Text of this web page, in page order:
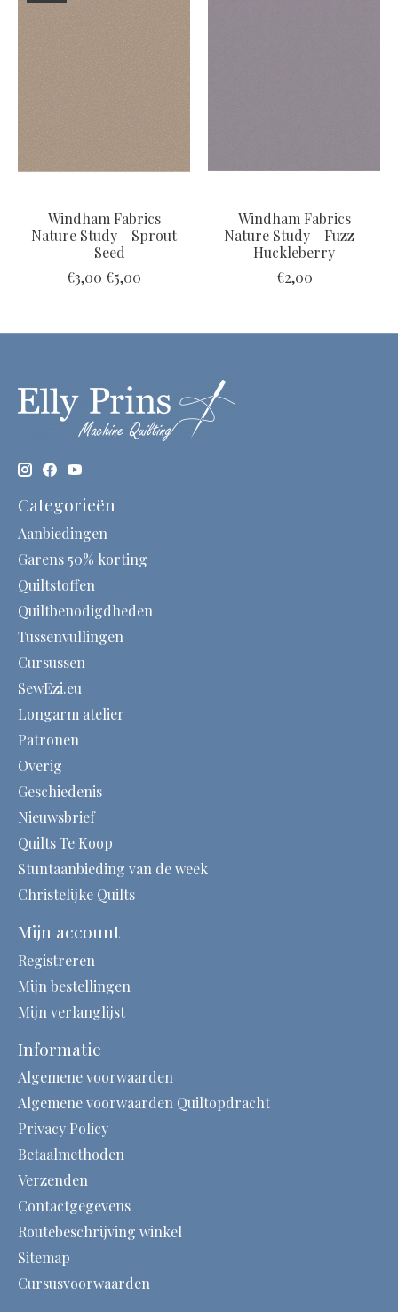
Windham Fabrics
Nature Study - Sprout
- Seed
€3,00 €5,00
Windham Fabrics
Nature Study - Fuzz -
Huckleberry
€2,00
Categorieën
Aanbiedingen
Garens 50% korting
Quiltstoffen
Quiltbenodigdheden
Tussenvullingen
Cursussen
SewEzi.eu
Longarm atelier
Patronen
Overig
Geschiedenis
Nieuwsbrief
Quilts Te Koop
Stuntaanbieding van de week
Christelijke Quilts
Mijn account
Registreren
Mijn bestellingen
Mijn verlanglijst
Informatie
Algemene voorwaarden
Algemene voorwaarden Quiltopdracht
Privacy Policy
Betaalmethoden
Verzenden
Contactgegevens
Routebeschrijving winkel
Sitemap
Cursusvoorwaarden